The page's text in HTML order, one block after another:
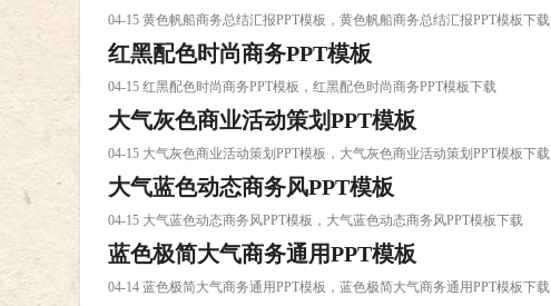
04-15 黄色帆船商务总结汇报PPT模板，黄色帆船商务总结汇报PPT模板下载
红黑配色时尚商务PPT模板
04-15 红黑配色时尚商务PPT模板，红黑配色时尚商务PPT模板下载
大气灰色商业活动策划PPT模板
04-15 大气灰色商业活动策划PPT模板，大气灰色商业活动策划PPT模板下载
大气蓝色动态商务风PPT模板
04-15 大气蓝色动态商务风PPT模板，大气蓝色动态商务风PPT模板下载
蓝色极简大气商务通用PPT模板
04-14 蓝色极简大气商务通用PPT模板，蓝色极简大气商务通用PPT模板下载